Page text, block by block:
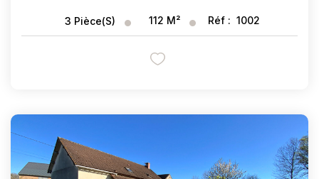
3 Pièce(s) 112 M² Réf : 1002